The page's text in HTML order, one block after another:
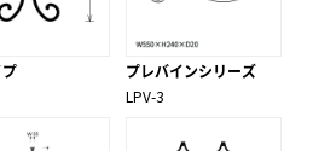
プレバインシリーズ
LPV-3